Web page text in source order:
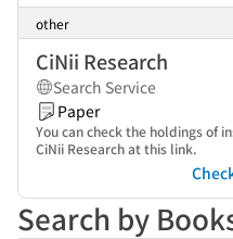
other
CiNii Research
Search Service
Paper
You can check the holdings of
CiNii Research at this link.
Search by